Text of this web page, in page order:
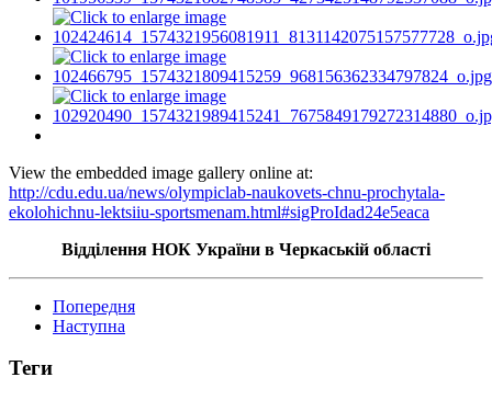
View the embedded image gallery online at:
http://cdu.edu.ua/news/olympiclab-naukovets-chnu-prochytala-
ekolohichnu-lektsiiu-sportsmenam.html#sigProIdad24e5eaca
Відділення НОК України в Черкаській області
Попередня
Наступна
Теги